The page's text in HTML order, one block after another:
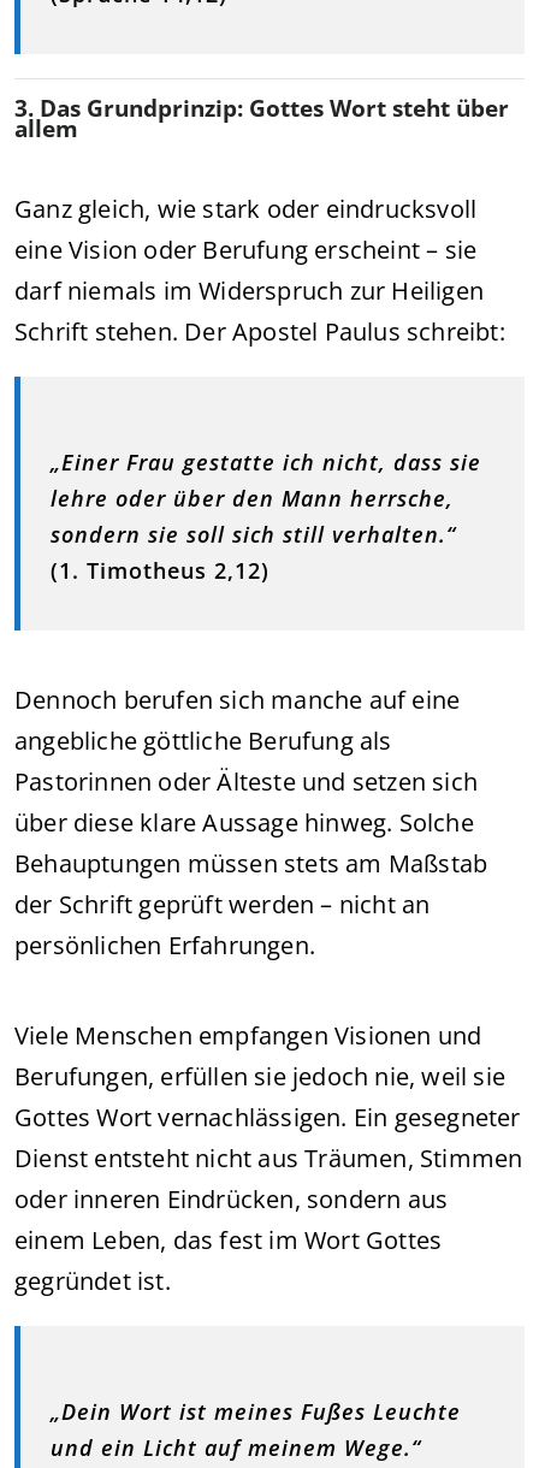
3. Das Grundprinzip: Gottes Wort steht über
allem
Ganz gleich, wie stark oder eindrucksvoll
eine Vision oder Berufung erscheint – sie
darf niemals im Widerspruch zur Heiligen
Schrift stehen. Der Apostel Paulus schreibt:
„Einer Frau gestatte ich nicht, dass sie
lehre oder über den Mann herrsche,
sondern sie soll sich still verhalten.“
(1. Timotheus 2,12)
Dennoch berufen sich manche auf eine
angebliche göttliche Berufung als
Pastorinnen oder Älteste und setzen sich
über diese klare Aussage hinweg. Solche
Behauptungen müssen stets am Maßstab
der Schrift geprüft werden – nicht an
persönlichen Erfahrungen.
Viele Menschen empfangen Visionen und
Berufungen, erfüllen sie jedoch nie, weil sie
Gottes Wort vernachlässigen. Ein gesegneter
Dienst entsteht nicht aus Träumen, Stimmen
oder inneren Eindrücken, sondern aus
einem Leben, das fest im Wort Gottes
gegründet ist.
„Dein Wort ist meines Fußes Leuchte
und ein Licht auf meinem Wege.“